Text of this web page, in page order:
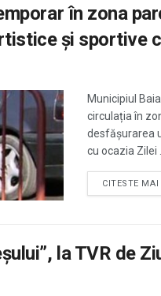
în zona
și sportive
Municipiul
circulația în
desfășurarea
cu ocazia Zilei ...
CITESTE
la TVR de